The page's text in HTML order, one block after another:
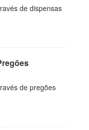
de dispensas
de pregões